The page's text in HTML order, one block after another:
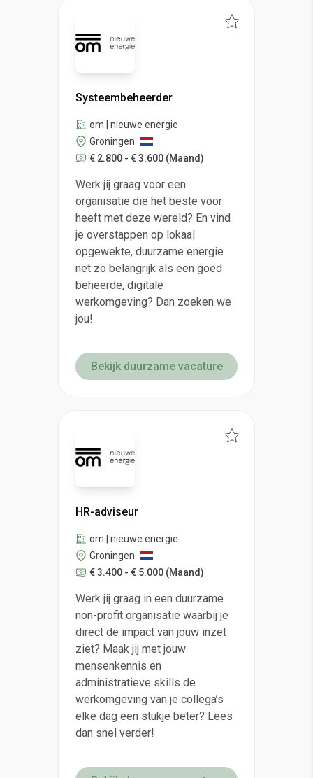
Systeembeheerder
om | nieuwe energie
Groningen
€ 2.800 - € 3.600 (Maand)
Werk jij graag voor een
organisatie die het beste voor
heeft met deze wereld? En vind
je overstappen op lokaal
opgewekte, duurzame energie
net zo belangrijk als een goed
beheerde, digitale
werkomgeving? Dan zoeken we
jou!
Bekijk duurzame vacature
HR-adviseur
om | nieuwe energie
Groningen
€ 3.400 - € 5.000 (Maand)
Werk jij graag in een duurzame
non-profit organisatie waarbij je
direct de impact van jouw inzet
ziet? Maak jij met jouw
mensenkennis en
administratieve skills de
werkomgeving van je collega’s
elke dag een stukje beter? Lees
dan snel verder!